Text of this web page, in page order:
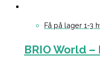
Få på lager 1-3
BRIO World –